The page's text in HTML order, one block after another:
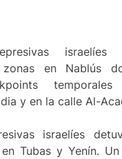
israelíes
zonas en Nablús
y en la calle Al-
israelíes
Tubas y Yenín.